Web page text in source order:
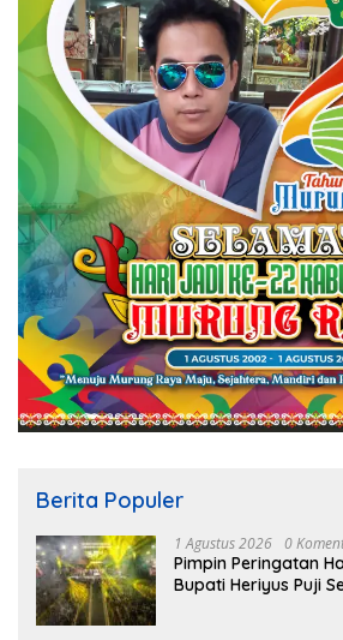
Berita Populer
1 Agustus 2026 0
Pimpin Peringatan
Bupati Heriyus Puji